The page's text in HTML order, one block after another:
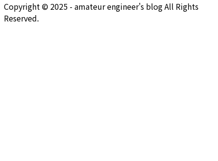
Copyright © 2025 - amateur engineer's blog All Rights
Reserved.